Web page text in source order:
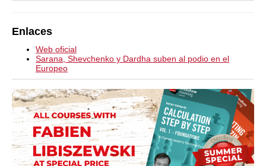
Enlaces
Web oficial
Sarana, Shevchenko y Dardha suben al podio en el
Europeo